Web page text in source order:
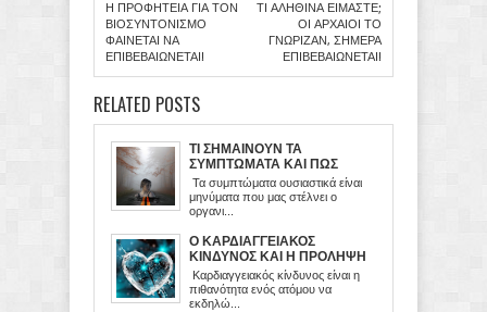
Η ΠΡΟΦΗΤΕΙΑ ΓΙΑ ΤΟΝ
ΒΙΟΣΥΝΤΟΝΙΣΜΟ
ΦΑΙΝΕΤΑΙ ΝΑ
ΕΠΙΒΕΒΑΙΩΝΕΤΑΙ!
ΤΙ ΑΛΗΘΙΝΑ ΕΙΜΑΣΤΕ;
ΟΙ ΑΡΧΑΙΟΙ ΤΟ
ΓΝΩΡΙΖΑΝ, ΣΗΜΕΡΑ
ΕΠΙΒΕΒΑΙΩΝΕΤΑΙ!
RELATED POSTS
ΤΙ ΣΗΜΑΙΝΟΥΝ ΤΑ
ΣΥΜΠΤΩΜΑΤΑ ΚΑΙ ΠΩΣ
ΠΡΕΠΕΙ ΝΑ ΤΑ
ΔΙΑΧΕΙΡΙΖΟΜΑΣΤΕ
Τα συμπτώματα ουσιαστικά είναι
μηνύματα που μας στέλνει ο
οργανι...
Ο ΚΑΡΔΙΑΓΓΕΙΑΚΟΣ
ΚΙΝΔΥΝΟΣ ΚΑΙ Η ΠΡΟΛΗΨΗ
ΤΟΥ
Καρδιαγγειακός κίνδυνος είναι η
πιθανότητα ενός ατόμου να
εκδηλώ...